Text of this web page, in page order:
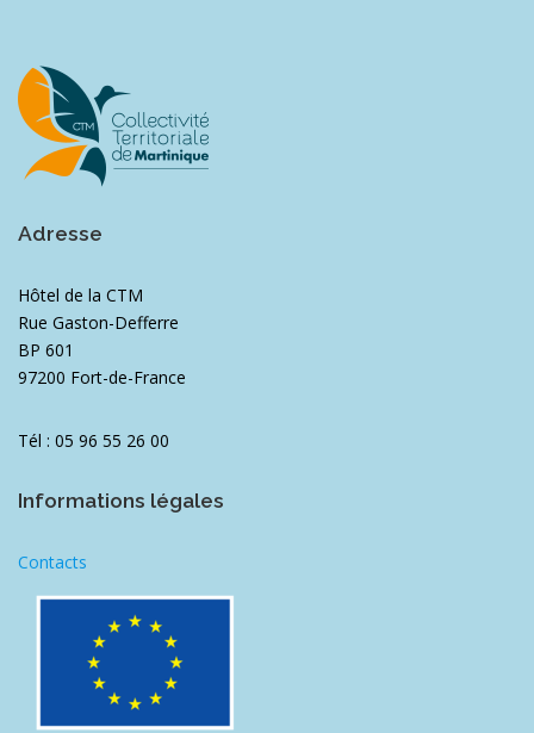
Adresse
Hôtel de la CTM
Rue Gaston-Defferre
BP 601
97200 Fort-de-France
Tél : 05 96 55 26 00
Informations légales
Contacts